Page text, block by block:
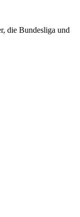
die Bundesliga und